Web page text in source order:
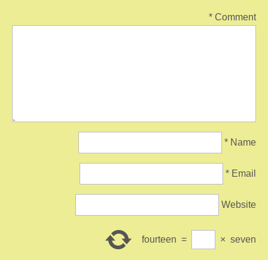
Comment
*
Name
*
Email
*
Website
seven
×
=
fourteen